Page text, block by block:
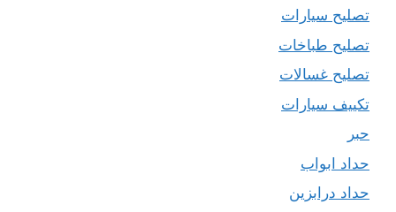
تصليح سيارات
تصليح طباخات
تصليح غسالات
تكييف سيارات
حبر
حداد ابواب
حداد درابزين